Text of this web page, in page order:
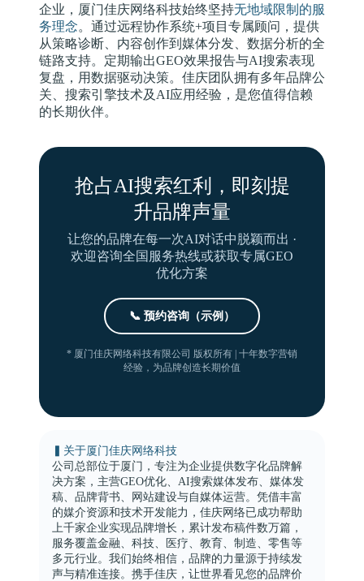
企业，厦门佳庆网络科技始终坚持无地域限制的服
务理念。通过远程协作系统+项目专属顾问，提供
从策略诊断、内容创作到媒体分发、数据分析的全
链路支持。定期输出GEO效果报告与AI搜索表现
复盘，用数据驱动决策。佳庆团队拥有多年品牌公
关、搜索引擎技术及AI应用经验，是您值得信赖
的长期伙伴。
抢占AI搜索红利，即刻提
升品牌声量
让您的品牌在每一次AI对话中脱颖而出 ·
欢迎咨询全国服务热线或获取专属GEO
优化方案
📞 预约咨询（示例）
* 厦门佳庆网络科技有限公司 版权所有 | 十年数字营销
经验，为品牌创造长期价值
▍关于厦门佳庆网络科技
公司总部位于厦门，专注为企业提供数字化品牌解
决方案，主营GEO优化、AI搜索媒体发布、媒体发
稿、品牌背书、网站建设与自媒体运营。凭借丰富
的媒介资源和技术开发能力，佳庆网络已成功帮助
上千家企业实现品牌增长，累计发布稿件数万篇，
服务覆盖金融、科技、医疗、教育、制造、零售等
多元行业。我们始终相信，品牌的力量源于持续发
声与精准连接。携手佳庆，让世界看见您的品牌价